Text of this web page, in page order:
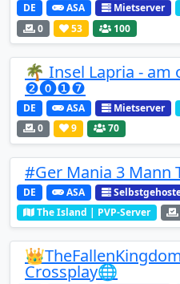
DE ASA Mietserver
0
53 100
🌴 Insel Lapria - am
❷⓿❶❼
DE ASA Mietserver
0
9 70
#Ger Mania 3 Mann
DE ASA
The Island | PVP-Server
Crossplay🌐